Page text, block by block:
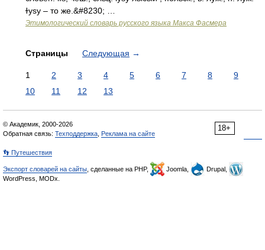
ɫуsу – то же.&#8230; …
Этимологический словарь русского языка Макса Фасмера
Страницы Следующая →
1 2 3 4 5 6 7 8
9
10
11 12 13
18+
© Академик, 2000-2026
Обратная связь: Техподдержка Реклама на сайте
👣 Путешествия
Экспорт словарей на сайты , сделанные на PHP, Joomla,
Drupal,
WordPress, MODx.